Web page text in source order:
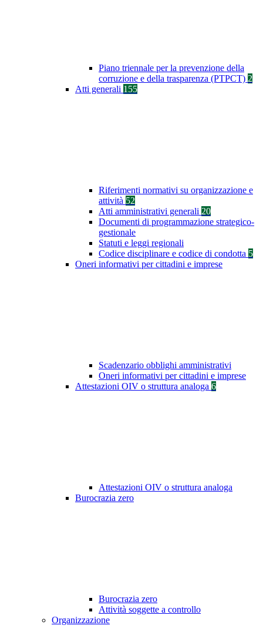
Piano triennale per la prevenzione della
corruzione e della trasparenza (PTPCT) 2
Atti generali 155
Riferimenti normativi su organizzazione e
attività 52
Atti amministrativi generali 20
Documenti di programmazione strategico-
gestionale
Statuti e leggi regionali
Codice disciplinare e codice di condotta 5
Oneri informativi per cittadini e imprese
Scadenzario obblighi amministrativi
Oneri informativi per cittadini e imprese
Attestazioni OIV o struttura analoga 6
Attestazioni OIV o struttura analoga
Burocrazia zero
Burocrazia zero
Attività soggette a controllo
Organizzazione